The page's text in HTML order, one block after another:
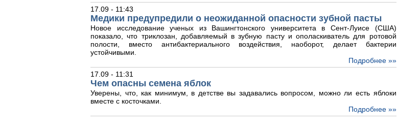
17.09 - 11:43
Медики предупредили о неожиданной опасности зубной пасты
Новое исследование ученых из Вашингтонского университета в Сент-Луисе (США)
показало, что триклозан, добавляемый в зубную пасту и ополаскиватель для ротовой
полости, вместо антибактериального воздействия, наоборот, делает бактерии
устойчивыми.
Подробнее »»
17.09 - 11:31
Чем опасны семена яблок
Уверены, что, как минимум, в детстве вы задавались вопросом, можно ли есть яблоки
вместе с косточками.
Подробнее »»